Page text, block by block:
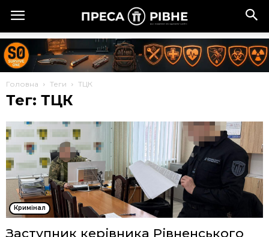
Головна Теги ТЦК
Тег: ТЦК
Кримінал
Заступник керівника Рівненського